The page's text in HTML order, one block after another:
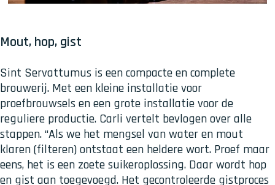
Mout, hop, gist
Sint Servattumus is een compacte en complete
brouwerij. Met een kleine installatie voor
proefbrouwsels en een grote installatie voor de
reguliere productie. Carli vertelt bevlogen over alle
stappen. “Als we het mengsel van water en mout
klaren (filteren) ontstaat een heldere wort. Proef maar
eens, het is een zoete suikeroplossing. Daar wordt hop
en gist aan toegevoegd. Het gecontroleerde gistproces